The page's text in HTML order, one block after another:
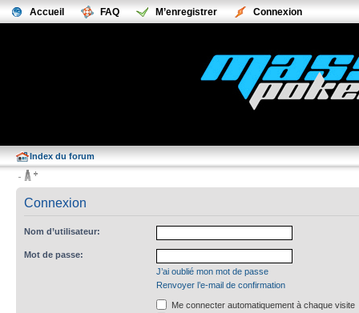
Accueil FAQ M’enregistrer Connexion
Index du forum
Connexion
Nom d’utilisateur:
Mot de passe:
J’ai oublié mon mot de passe
Renvoyer l’e-mail de confirmation
Me connecter automatiquement à chaque visite